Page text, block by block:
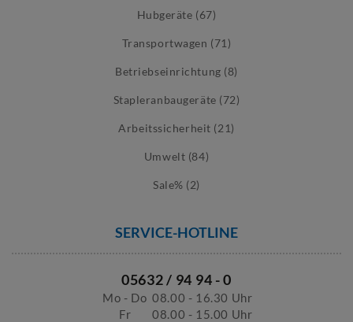
Hubgeräte (67)
Transportwagen (71)
Betriebseinrichtung (8)
Stapleranbaugeräte (72)
Arbeitssicherheit (21)
Umwelt (84)
Sale% (2)
SERVICE-HOTLINE
05632 / 94 94 - 0
Mo - Do 08.00 - 16.30 Uhr
Fr
08.00 - 15.00 Uhr